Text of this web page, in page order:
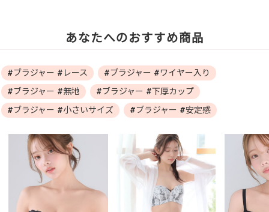
あなたへのおすすめ商品
#ブラジャー #レース
#ブラジャー #ワイヤー入り
#ブラジャー #無地
#ブラジャー #下厚カップ
#ブラジャー #小さいサイズ
#ブラジャー #安定感